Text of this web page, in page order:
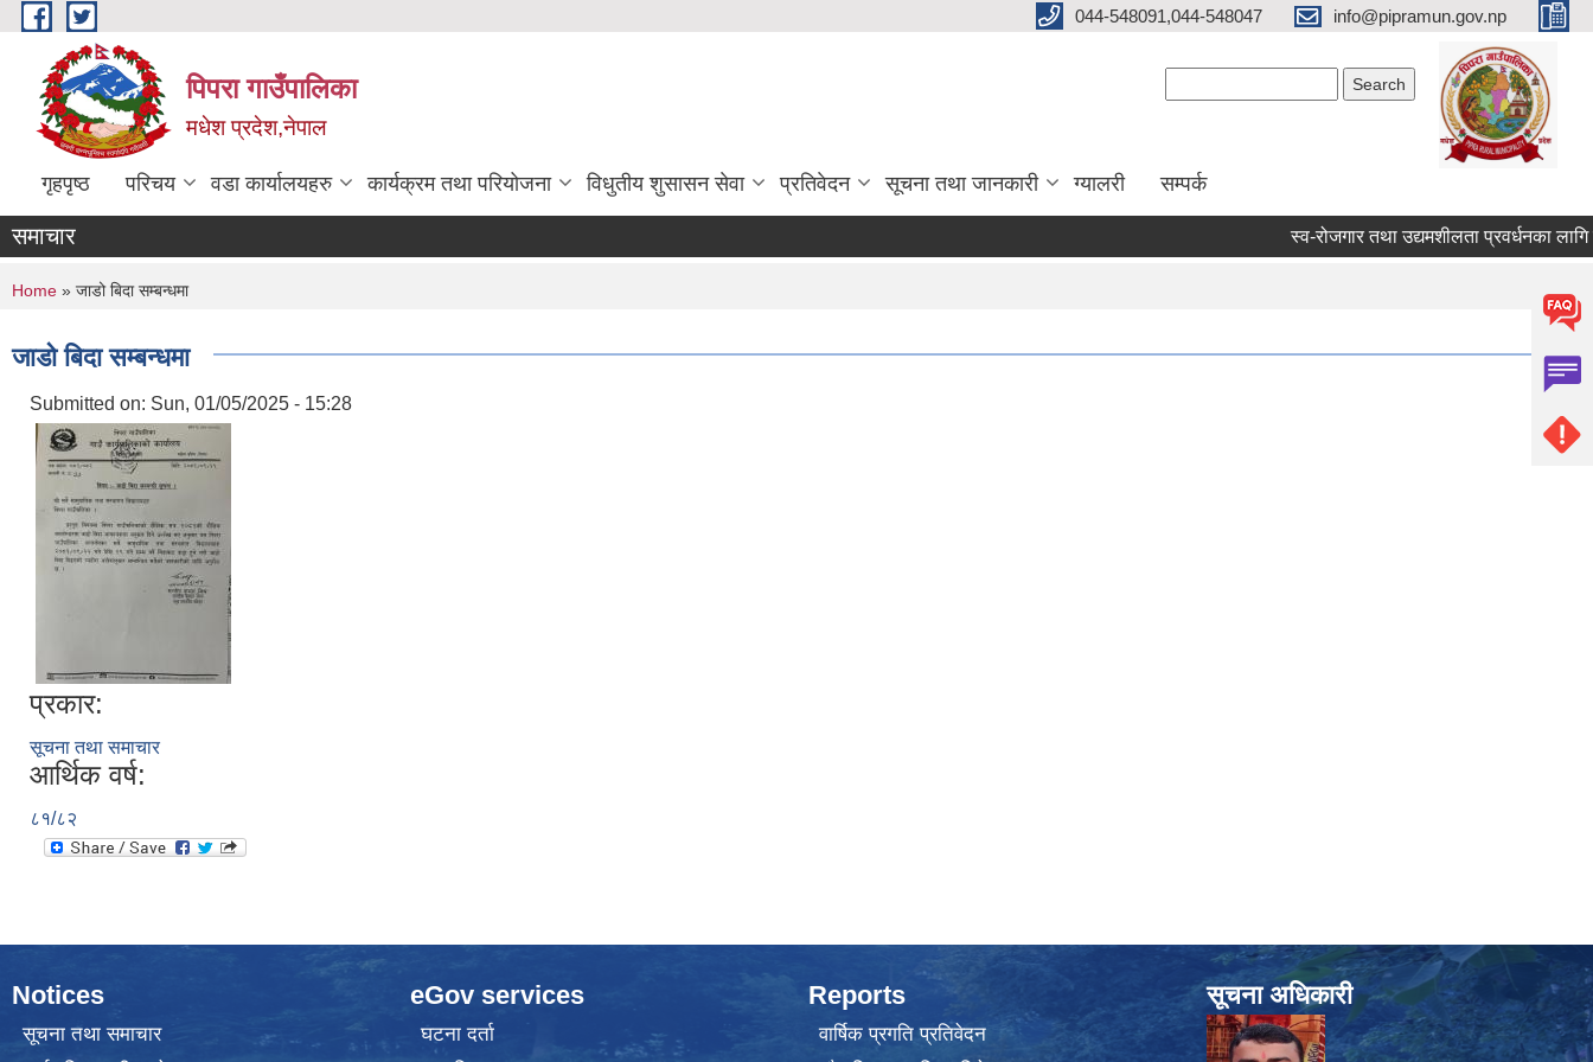
Skip to main content 044-548091,044-548047 info@pipramun.gov.np
पिपरा गाउँपालिका
मधेश प्रदेश,नेपाल
गृहपृष्ठ परिचय वडा कार्यालयहरु कार्यक्रम तथा परियोजना विधुतीय शुसासन सेवा प्रतिवेदन सूचना तथा जानकारी ग्यालरी सम्पर्क
समाचार स्व-रोजगार तथा उद्यमशीलता प्रवर्धनका लागि
You are here
Home » जाडो बिदा सम्बन्धमा
जाडो बिदा सम्बन्धमा
Submitted on: Sun, 01/05/2025 - 15:28
प्रकार:
सूचना तथा समाचार
आर्थिक वर्ष:
८१/८२
Notices
सूचना तथा समाचार
eGov services
घटना दर्ता
Reports
वार्षिक प्रगति प्रतिवेदन
सूचना अधिकारी